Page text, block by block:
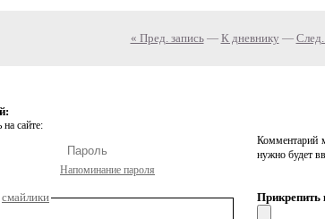
« Пред. запись— К дневнику — След.
сайте:
Напоминание пароля
Комментарий
нужно будет
смайлики Прикрепить